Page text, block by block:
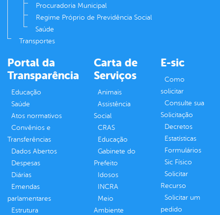
Procuradoria Municipal
Regime Próprio de Previdência Social
Saúde
Transportes
Portal da
Transparência
Educação
Saúde
Atos normativos
Convênios e
Transferências
Dados Abertos
Despesas
Diárias
Emendas
parlamentares
Estrutura
Carta de
Serviços
Animais
Assistência
Social
CRAS
Educação
Gabinete do
Prefeito
Idosos
INCRA
Meio
Ambiente
E-sic
Como
solicitar
Consulte sua
Solicitação
Decretos
Estatísticas
Formulários
Sic Físico
Solicitar
Recurso
Solicitar um
pedido